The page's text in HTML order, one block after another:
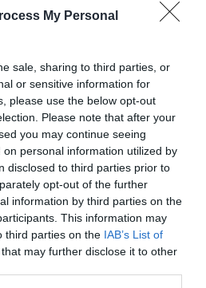
My Personal
sale, sharing to third parties, or
or sensitive information for
please use the below opt-out
Please note that after your
you may continue seeing
personal information utilized by
disclosed to third parties prior to
opt-out of the further
information by third parties on the
This information may
third parties on the IAB’s List of
that may further disclose it to other